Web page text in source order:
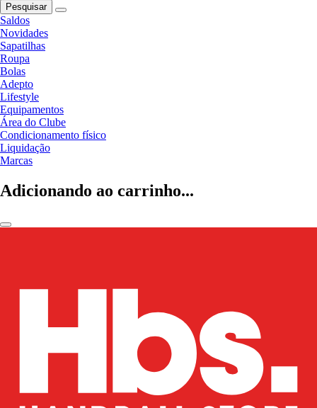
Pesquisar
Saldos
Novidades
Sapatilhas
Roupa
Bolas
Adepto
Lifestyle
Equipamentos
Área do Clube
Condicionamento físico
Liquidação
Marcas
Adicionando ao carrinho...